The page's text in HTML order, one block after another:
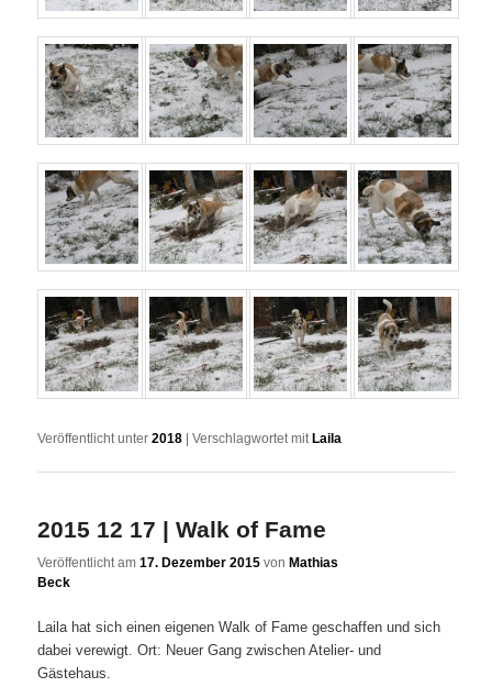
Veröffentlicht unter 2018 |Verschlagwortet mit Laila
2015 12 17 | Walk of Fame
Veröffentlicht am17. Dezember 2015 von Mathias
Beck
Laila hat sich einen eigenen Walk of Fame geschaffen und sich
dabei verewigt. Ort: Neuer Gang zwischen Atelier- und
Gästehaus.